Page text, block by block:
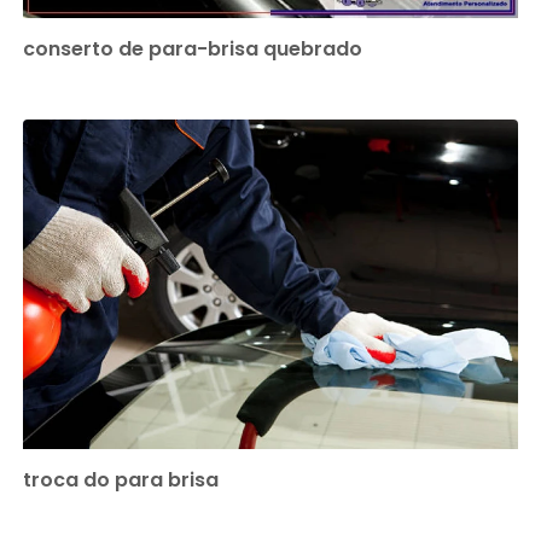
conserto de para-brisa quebrado
troca do para brisa